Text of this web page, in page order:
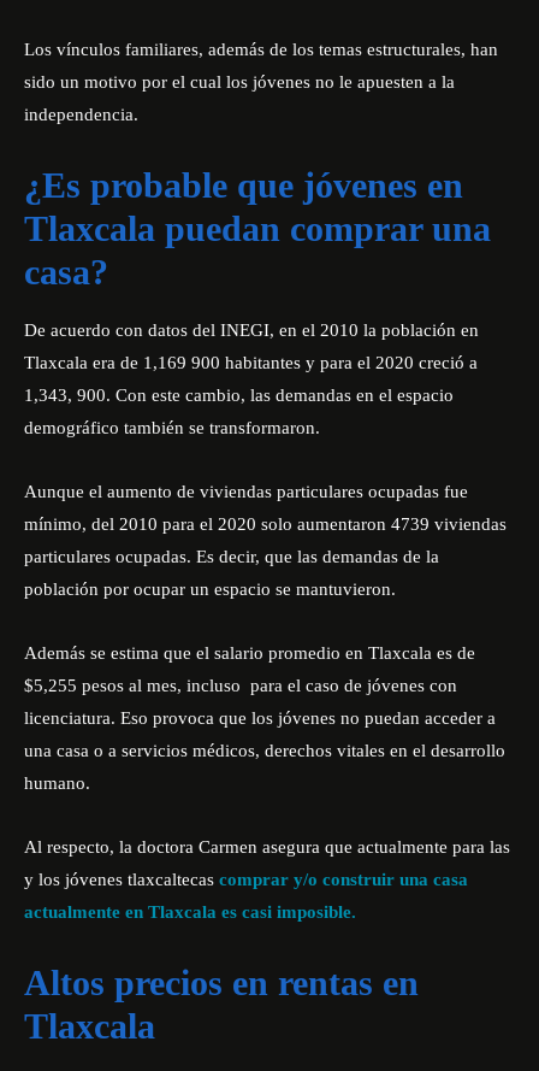
Los vínculos familiares, además de los temas estructurales, han
sido un motivo por el cual los jóvenes no le apuesten a la
independencia.
¿Es probable que jóvenes en
Tlaxcala puedan comprar una
casa?
De acuerdo con datos del INEGI, en el 2010 la población en
Tlaxcala era de 1,169 900 habitantes y para el 2020 creció a
1,343, 900. Con este cambio, las demandas en el espacio
demográfico también se transformaron.
Aunque el aumento de viviendas particulares ocupadas fue
mínimo, del 2010 para el 2020 solo aumentaron 4739 viviendas
particulares ocupadas. Es decir, que las demandas de la
población por ocupar un espacio se mantuvieron.
Además se estima que el salario promedio en Tlaxcala es de
$5,255 pesos al mes, incluso para el caso de jóvenes con
licenciatura. Eso provoca que los jóvenes no puedan acceder a
una casa o a servicios médicos, derechos vitales en el desarrollo
humano.
Al respecto, la doctora Carmen asegura que actualmente para las
y los jóvenes tlaxcaltecas comprar y/o construir una casa
actualmente en Tlaxcala es casi imposible.
Altos precios en rentas en
Tlaxcala